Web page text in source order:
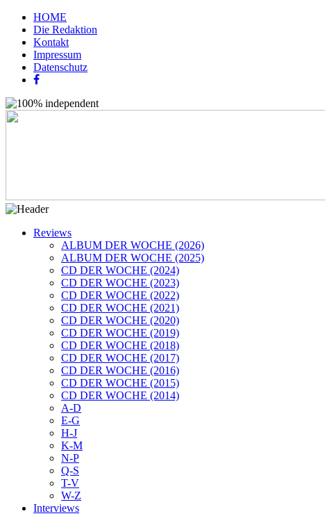
HOME
Die Redaktion
Kontakt
Impressum
Datenschutz
Reviews
ALBUM DER WOCHE (2026)
ALBUM DER WOCHE (2025)
CD DER WOCHE (2024)
CD DER WOCHE (2023)
CD DER WOCHE (2022)
CD DER WOCHE (2021)
CD DER WOCHE (2020)
CD DER WOCHE (2019)
CD DER WOCHE (2018)
CD DER WOCHE (2017)
CD DER WOCHE (2016)
CD DER WOCHE (2015)
CD DER WOCHE (2014)
A-D
E-G
H-J
K-M
N-P
Q-S
T-V
W-Z
Interviews